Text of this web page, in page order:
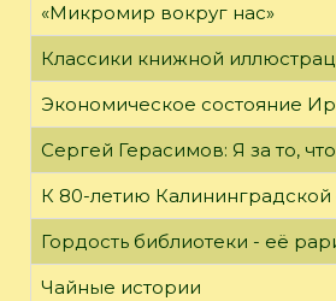
«Микромир вокруг нас»
Классики книжной
Экономическое состояние
Сергей Герасимов: Я за то,
К 80-летию Калининградской
Гордость библиотеки - её
Чайные истории